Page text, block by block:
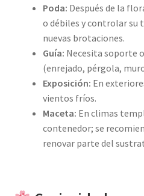
Poda: Después de la
o débiles y controlar su
nuevas brotaciones.
Guía: Necesita soporte
(enrejado, pérgola,
Exposición: En
vientos fríos.
Maceta: En climas
contenedor; se
renovar parte del